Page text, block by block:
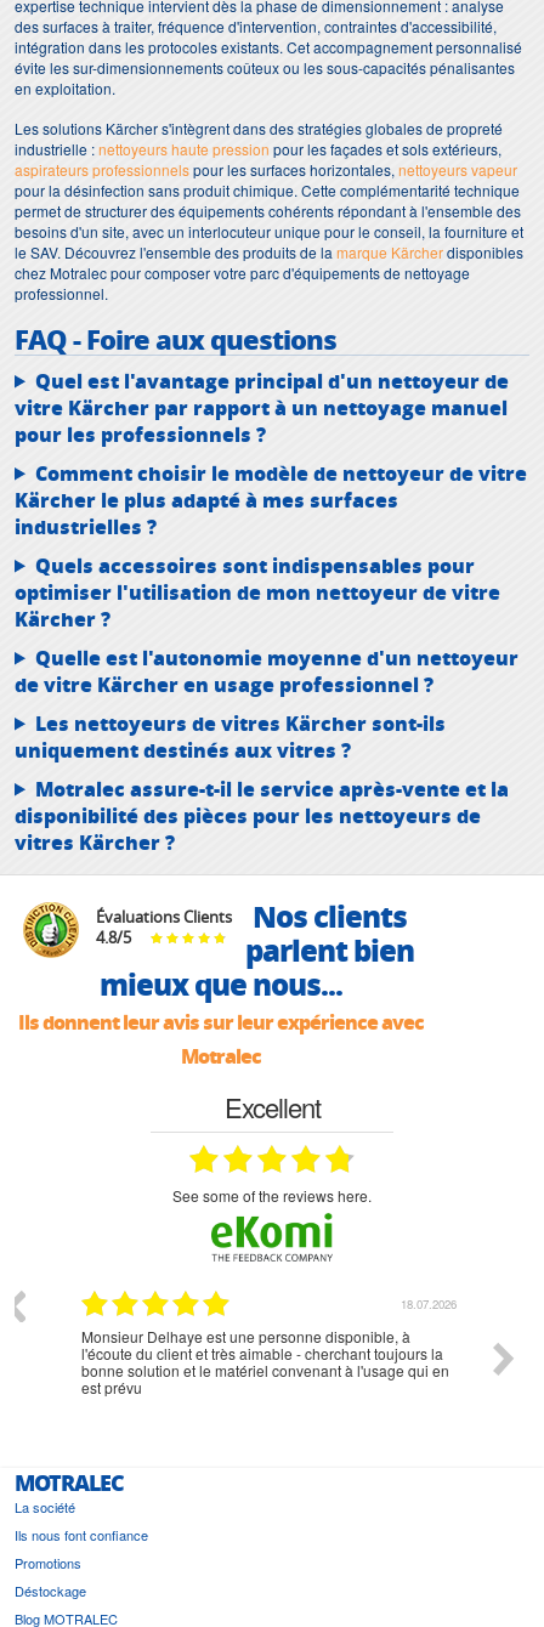
expertise technique intervient dès la phase de dimensionnement : analyse
des surfaces à traiter, fréquence d'intervention, contraintes d'accessibilité,
intégration dans les protocoles existants. Cet accompagnement personnalisé
évite les sur-dimensionnements coûteux ou les sous-capacités pénalisantes
en exploitation.
Les solutions Kärcher s'intègrent dans des stratégies globales de propreté
industrielle :nettoyeurs haute pression pour les façades et sols extérieurs,
aspirateurs professionnelspour les surfaces horizontales, nettoyeurs vapeur
pour la désinfection sans produit chimique. Cette complémentarité technique
permet de structurer des équipements cohérents répondant à l'ensemble des
besoins d'un site, avec un interlocuteur unique pour le conseil, la fourniture et
le SAV. Découvrez l'ensemble des produits de la marque Kärcherdisponibles
chez Motralec pour composer votre parc d'équipements de nettoyage
professionnel.
FAQ - Foire aux questions
Quel est l'avantage principal d'un nettoyeur de
vitre Kärcher par rapport à un nettoyage manuel
pour les professionnels ?
Comment choisir le modèle de nettoyeur de vitre
Kärcher le plus adapté à mes surfaces
industrielles ?
Quels accessoires sont indispensables pour
optimiser l'utilisation de mon nettoyeur de vitre
Kärcher ?
Quelle est l'autonomie moyenne d'un nettoyeur
de vitre Kärcher en usage professionnel ?
Les nettoyeurs de vitres Kärcher sont-ils
uniquement destinés aux vitres ?
Motralec assure-t-il le service après-vente et la
disponibilité des pièces pour les nettoyeurs de
vitres Kärcher ?
Évaluations Clients
4.8/5
Nos clients
parlent bien
mieux que nous...
Ils donnent leur avis sur leur expérience avec
Motralec
Excellent
see some of the reviews here.
18.07.2026
Monsieur Delhaye est une personne disponible, à
l'écoute du client et très aimable - cherchant toujours la
bonne solution et le matériel convenant à l'usage qui en
est prévu
MOTRALEC
La société
Ils nous font confiance
Promotions
Déstockage
Blog MOTRALEC